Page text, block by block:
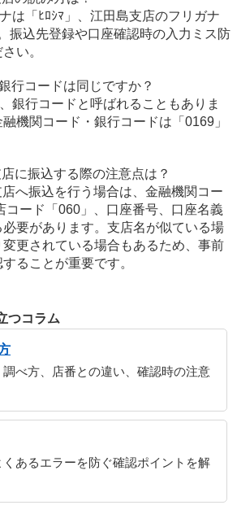
は「ﾋﾛｼﾏ」、江田島支店のフリガナ
振込先登録や口座確認時の入力ミス防
い。
行コードは同じですか？
銀行コードと呼ばれることもありま
機関コード・銀行コードは「0169」
に振込する際の注意点は？
へ振込を行う場合は、金融機関コー
コード「060」、口座番号、口座名義
要があります。支店名が似ている場
更されている場合もあるため、事前
ることが重要です。
つコラム
べ方、店番との違い、確認時の注意
あるエラーを防ぐ確認ポイントを解